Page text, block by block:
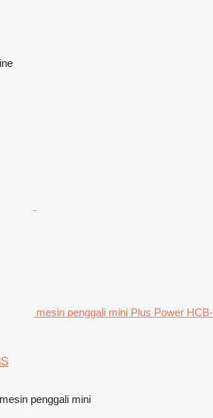
mesin penggali mini Plus Power HCB-
penggali mini